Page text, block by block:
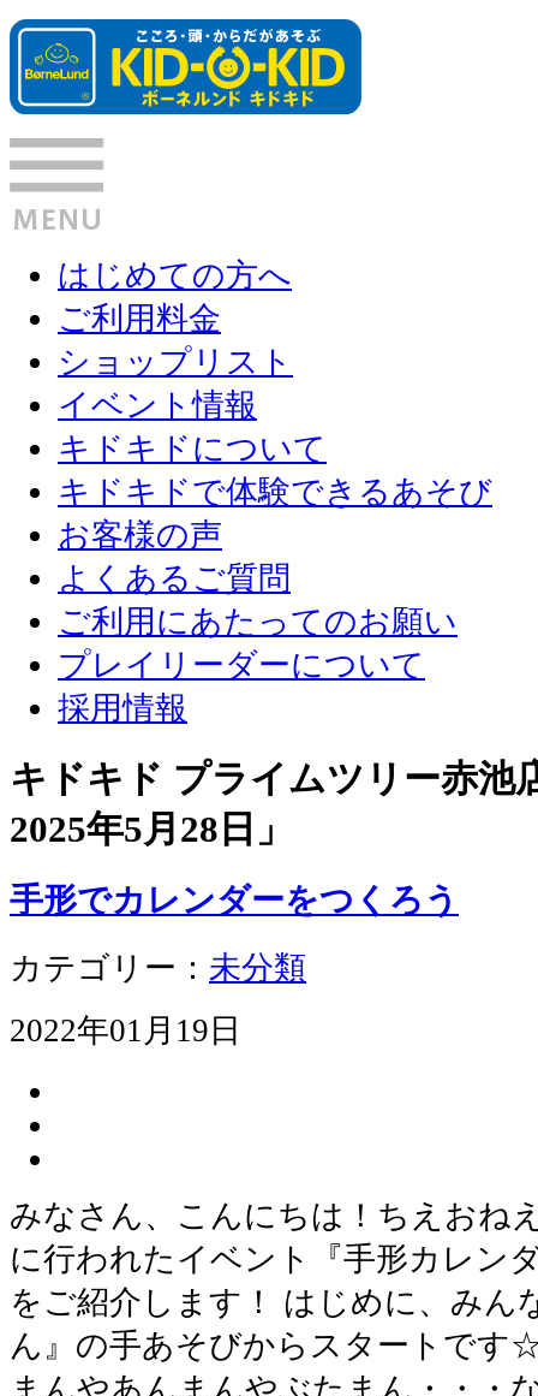
はじめての方へ
ご利用料金
ショップリスト
イベント情報
キドキドについて
キドキドで体験できるあそび
お客様の声
よくあるご質問
ご利用にあたってのお願い
プレイリーダーについて
採用情報
キドキド プライムツリー赤
2025年5月28日 」
手形でカレンダーをつくろう
カテゴリー： 未分類
2022年01月19日
みなさん、こんにちは！ちえおね
に行われたイベント『手形カレン
をご紹介します！ はじめに、み
ん』の手あそびからスタートです